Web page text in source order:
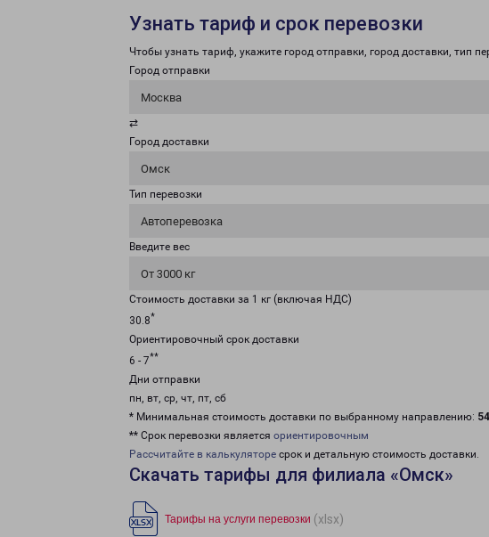
Узнать тариф и срок перевозки
Чтобы узнать тариф, укажите город отправки, город доставки, тип
Город отправки
Москва
⇄
Город доставки
Омск
Тип перевозки
Автоперевозка
Введите вес
От 3000 кг
Стоимость доставки за 1 кг (включая НДС)
30.8*
Ориентировочный срок доставки
6 - 7**
Дни отправки
пн, вт, ср, чт, пт, сб
* Минимальная стоимость доставки по выбранному направлению:
** Срок перевозки является ориентировочным
Рассчитайте в калькуляторе срок и детальную стоимость доставки.
Скачать тарифы для филиала «Омск»
Тарифы на услуги перевозки (xlsx)